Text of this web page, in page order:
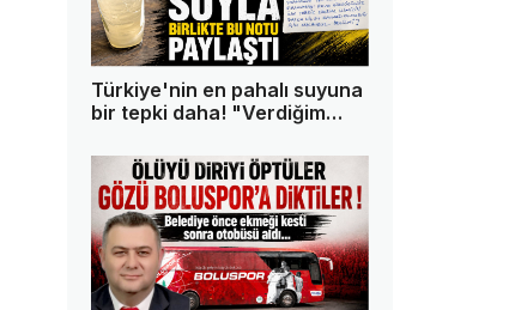
Türkiye'nin en pahalı suyuna
bir tepki daha! "Verdiğim